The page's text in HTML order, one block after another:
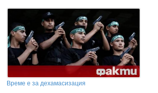
Време е за дехамасизация